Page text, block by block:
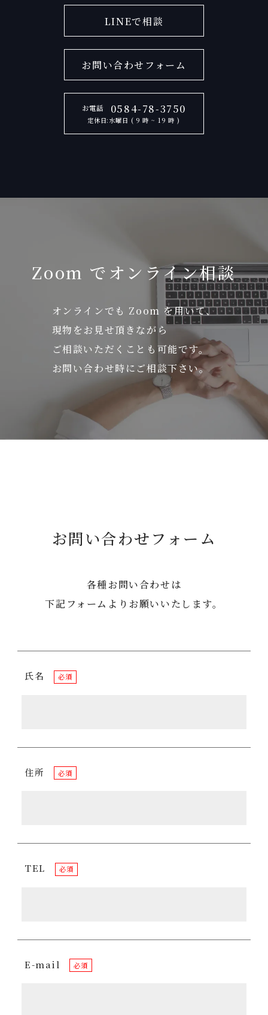
LINEで相談
お問い合わせフォーム
お電話 0584-78-3750
定休日:水曜日 ( 9 時 ~ 19 時 )
Zoom でオンライン相談
オンラインでも Zoom を用いて、
現物をお見せ頂きながら
ご相談いただくことも可能です。
お問い合わせ時にご相談下さい。
お問い合わせフォーム
各種お問い合わせは
下記フォームよりお願いいたします。
氏名 必須
住所 必須
TEL 必須
E-mail 必須